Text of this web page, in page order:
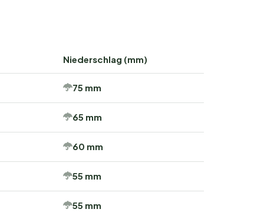
Niederschlag (mm)
75 mm
65 mm
60 mm
55 mm
55 mm